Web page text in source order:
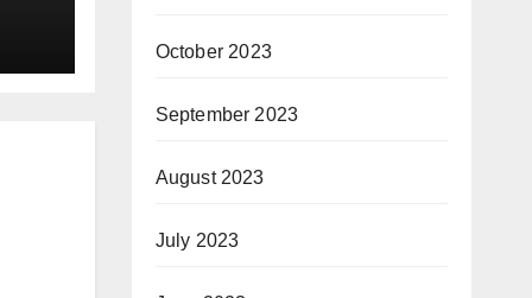
October 2023
September 2023
August 2023
July 2023